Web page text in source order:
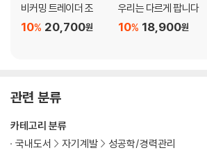
Chapter 10 영어를 숨 쉬듯 ‘써먹는’ 영어 마인드셋
한국에서 어떻게 영어를 써먹을까?| 1단계, 내 주
기| 2단계, 자신의 컨디션과 기분 말하기| 3단계,
입력보다 출력| 아는 단어도 다시 보자
꼭 원어민처럼 발음해야 할까?
Chapter 13 듣기와 말하기, 쓰기 중 뭐가 더 먼저
비커밍 트레이더 조
20,700원
10%
우리는 다르게 팝니다
18,900원
10%
관련 분류
카테고리 분류
국내도서
자기계발 성공학/경력관리